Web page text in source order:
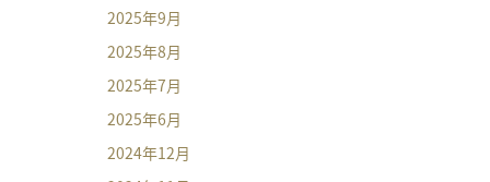
2025年9月
2025年8月
2025年7月
2025年6月
2024年12月